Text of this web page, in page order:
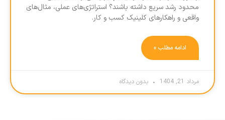
محدود رشد سریع داشته باشند؟ استراتژی‌های عملی، مثال‌های
واقعی و راهکارهای کلینیک کسب و کار.
ادامه مطلب »
مرداد 21, 1404 بدون دیدگاه